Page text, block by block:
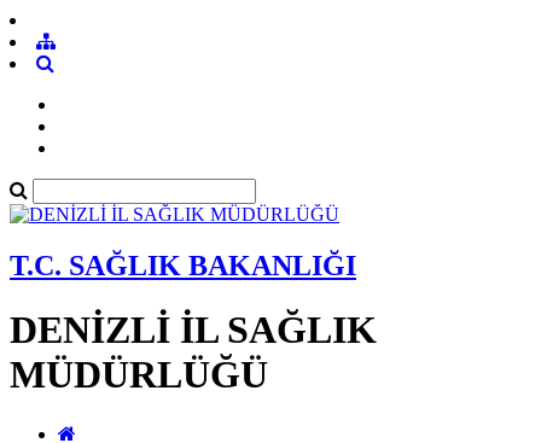
T.C. SAĞLIK BAKANLIĞI
DENİZLİ İL SAĞLIK
MÜDÜRLÜĞÜ